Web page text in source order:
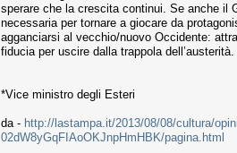
sperare che la crescita continui. Se anche il
necessaria per tornare a giocare da
agganciarsi al vecchio/nuovo Occidente:
fiducia per uscire dalla trappola dell’austerità.
*Vice ministro degli Esteri
da - http://lastampa.it/2013/08/08/cultura/
02dW8yGqFIAoOKJnpHmHBK/pagina.html